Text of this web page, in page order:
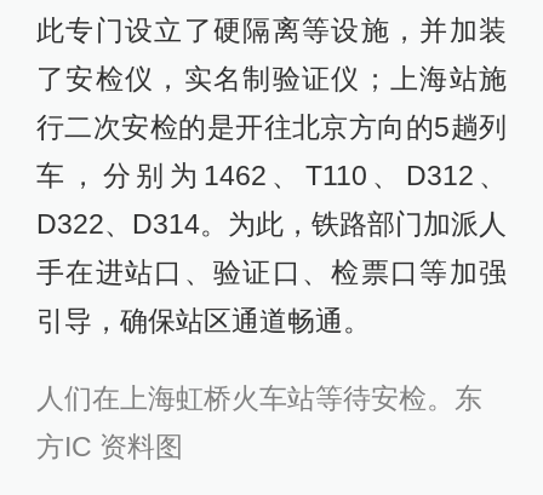
此专门设立了硬隔离等设施，并加装
了安检仪，实名制验证仪；上海站施
行二次安检的是开往北京方向的5趟列
车，分别为1462、T110、D312、
D322、D314。为此，铁路部门加派人
手在进站口、验证口、检票口等加强
引导，确保站区通道畅通。
人们在上海虹桥火车站等待安检。东
方IC 资料图